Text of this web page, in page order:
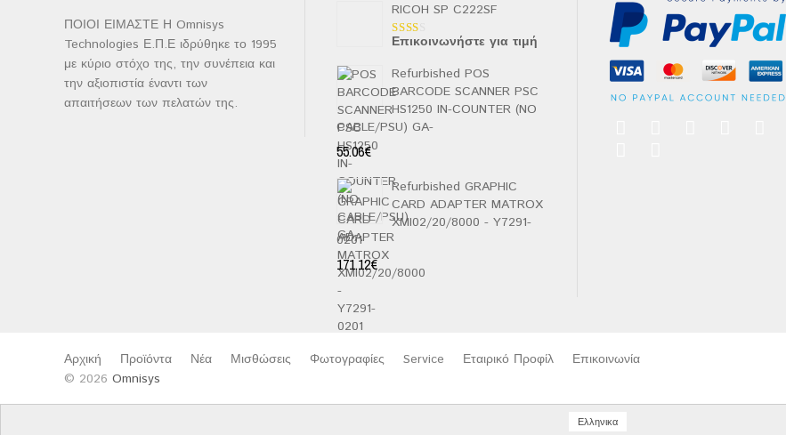
ΠΟΙΟΙ ΕΙΜΑΣΤΕ Η Omnisys
Technologies Ε.Π.Ε ιδρύθηκε το 1995
με κύριο στόχο της, την συνέπεια και
την αξιοπιστία έναντι των
απαιτήσεων των πελατών της.
RICOH SP C222SF
Βαθμολογήθηκε
2.00
από
5
Επικοινωνήστε για τιμή
Refurbished POS
BARCODE SCANNER PSC
HS1250 IN-COUNTER (NO
CABLE/PSU) GA-
55.06€
Refurbished GRAPHIC
CARD ADAPTER MATROX
XMI02/20/8000 - Y7291-
0201
171.12€
Αρχική Προϊόντα Νέα Μισθώσεις Φωτογραφίες Service Εταιρικό Προφίλ
Επικοινωνία
© 2026 Omnisys
Ελληνικα